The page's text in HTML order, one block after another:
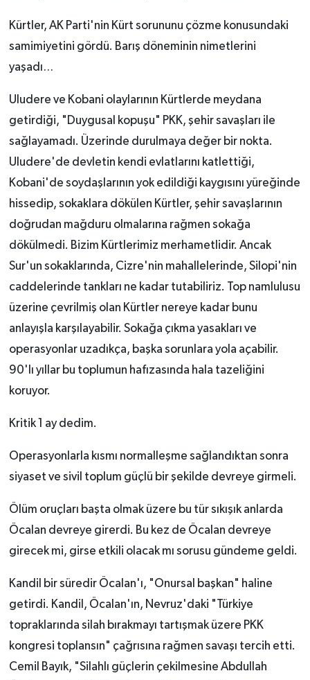
Kürtler, AK Parti'nin Kürt sorununu çözme konusundaki
samimiyetini gördü. Barış döneminin nimetlerini
yaşadı…
Uludere ve Kobani olaylarının Kürtlerde meydana
getirdiği, "Duygusal kopuşu" PKK, şehir savaşları ile
sağlayamadı. Üzerinde durulmaya değer bir nokta.
Uludere'de devletin kendi evlatlarını katlettiği,
Kobani'de soydaşlarının yok edildiği kaygısını yüreğinde
hissedip, sokaklara dökülen Kürtler, şehir savaşlarının
doğrudan mağduru olmalarına rağmen sokağa
dökülmedi. Bizim Kürtlerimiz merhametlidir. Ancak
Sur'un sokaklarında, Cizre'nin mahallelerinde, Silopi'nin
caddelerinde tankları ne kadar tutabiliriz. Top namlulusu
üzerine çevrilmiş olan Kürtler nereye kadar bunu
anlayışla karşılayabilir. Sokağa çıkma yasakları ve
operasyonlar uzadıkça, başka sorunlara yola açabilir.
90'lı yıllar bu toplumun hafızasında hala tazeliğini
koruyor.
Kritik 1 ay dedim.
Operasyonlarla kısmı normalleşme sağlandıktan sonra
siyaset ve sivil toplum güçlü bir şekilde devreye girmeli.
Ölüm oruçları başta olmak üzere bu tür sıkışık anlarda
Öcalan devreye girerdi. Bu kez de Öcalan devreye
girecek mi, girse etkili olacak mı sorusu gündeme geldi.
Kandil bir süredir Öcalan'ı, "Onursal başkan" haline
getirdi. Kandil, Öcalan'ın, Nevruz'daki "Türkiye
topraklarında silah bırakmayı tartışmak üzere PKK
kongresi toplansın" çağrısına rağmen savaşı tercih etti.
Cemil Bayık, "Silahlı güçlerin çekilmesine Abdullah